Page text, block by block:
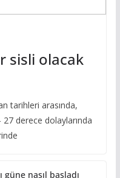
sisli olacak
tarihleri arasında,
27 derece dolaylarında
güne nasıl başladı